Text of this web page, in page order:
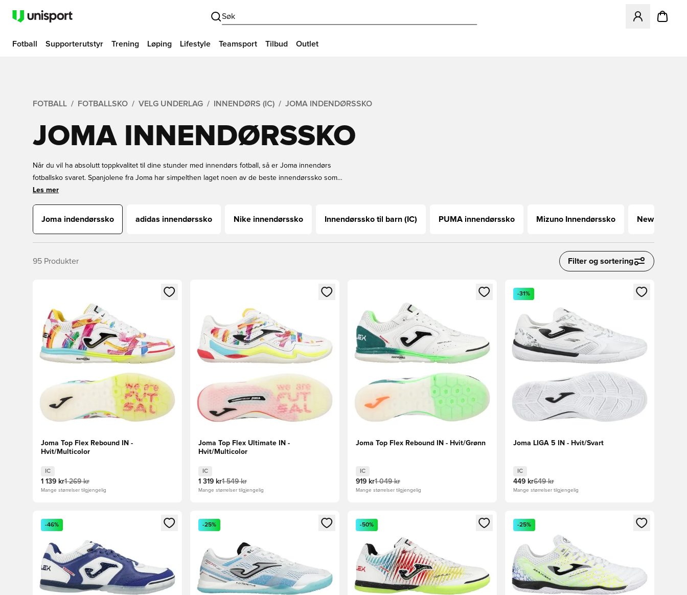
Søk
Åpner en
Fotball Supporterutstyr Trening Løping Lifestyle Teamsport Tilbud Outlet
FOTBALL FOTBALLSKO VELG UNDERLAG INNENDØRS (IC) JOMA INDENDØRSSKO
JOMA INNENDØRSSKO
Når du vil ha absolutt toppkvalitet til dine stunder med innendørs fotball, så er Joma innendørs
fotballsko svaret. Spanjolene fra Joma har simpelthen laget noen av de beste innendørssko som
noensinne er laget, og de er helt outstanding på alle måter.
Les mer
Joma indendørssko adidas innendørssko Nike innendørssko Innendørssko til barn (IC) PUMA innendørssko Mizuno Innendørssko New
95 Produkter Filter og sortering
Åpner en Modal for å logge inn eller registrere deg som medlem
Joma Top Flex Rebound IN -
Hvit/Multicolor
IC
1 139 kr1 269 kr
Mange størrelser tilgjengelig
Åpner en Modal for å logge inn eller registrere deg som medlem
Joma Top Flex Ultimate IN -
Hvit/Multicolor
IC
1 319 kr1 549 kr
Mange størrelser tilgjengelig
Åpner en Modal for å logge inn eller registrere deg som medlem
Joma Top Flex Rebound IN - Hvit/Grønn
IC
919 kr1 049 kr
Mange størrelser tilgjengelig
Åpner en Modal for å logge inn eller registrere
-31%
Joma LIGA 5 IN - Hvit/Svart
IC
449 kr649 kr
Mange størrelser tilgjengelig
Åpner en Modal for å logge inn eller registrere deg som medlem
-46%
Åpner en Modal for å logge inn eller registrere deg som medlem
-25%
Åpner en Modal for å logge inn eller registrere deg som medlem
-50%
Åpner en Modal for å logge inn eller registrere
-25%